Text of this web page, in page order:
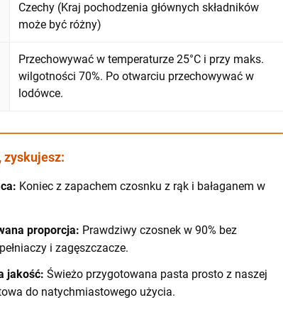
Czechy (Kraj pochodzenia głównych składników
może być różny)
Przechowywać w temperaturze 25°C i przy maks.
wilgotności 70%. Po otwarciu przechowywać w
lodówce.
zyskujesz:
Koniec z zapachem czosnku z rąk i bałaganem w
proporcja: Prawdziwy czosnek w 90% bez
i zagęszczacze.
jakość: Świeżo przygotowana pasta prosto z naszej
do natychmiastowego użycia.